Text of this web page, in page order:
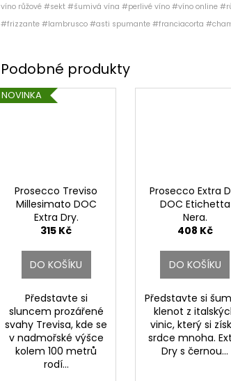
víno růžové #sekt #šumivá vína #perlivé víno #víno online
#frizzante #lambrusco #asti spumante #franciacorta
NOVINKA
Prosecco Treviso
Millesimato DOC
Extra Dry.
315 Kč
DO KOŠÍKU
Představte si
sluncem prozářené
svahy Trevisa, kde se
v nadmořské výšce
kolem 100 metrů
rodí...
Prosecco Extra
DOC Etichetta
Nera.
408 Kč
DO KOŠÍKU
Představte si
klenot z
vinic, který si
srdce mnoha.
Dry s černou...